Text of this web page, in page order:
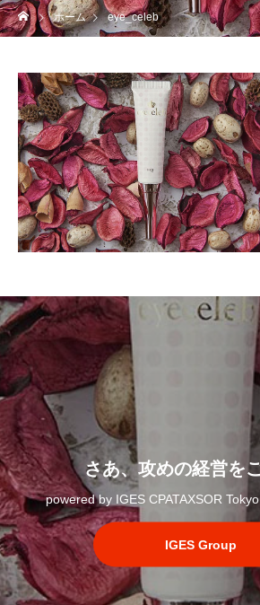
ホーム eye_celeb
さあ、攻めの経営を
powered by IGES CPATAXSOR
IGES Group